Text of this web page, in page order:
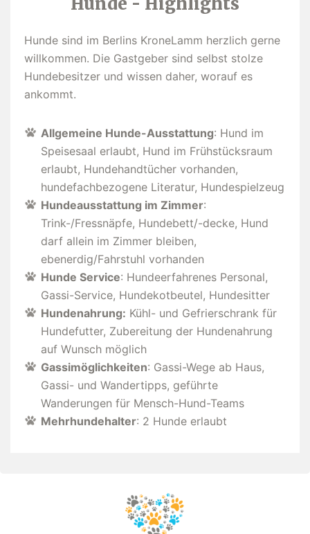
Hunde sind im Berlins KroneLamm herzlich gerne
willkommen. Die Gastgeber sind selbst stolze
Hundebesitzer und wissen daher, worauf es
ankommt.
Allgemeine Hunde-Ausstattung: Hund im
Speisesaal erlaubt, Hund im Frühstücksraum
erlaubt, Hundehandtücher vorhanden,
hundefachbezogene Literatur, Hundespielzeug
Hundeausstattung im Zimmer:
Trink-/Fressnäpfe, Hundebett/-decke, Hund
darf allein im Zimmer bleiben,
ebenerdig/Fahrstuhl vorhanden
Hunde Service: Hundeerfahrenes Personal,
Gassi-Service, Hundekotbeutel, Hundesitter
Hundenahrung: Kühl- und Gefrierschrank für
Hundefutter, Zubereitung der Hundenahrung
auf Wunsch möglich
Gassimöglichkeiten: Gassi-Wege ab Haus,
Gassi- und Wandertipps, geführte
Wanderungen für Mensch-Hund-Teams
Mehrhundehalter: 2 Hunde erlaubt